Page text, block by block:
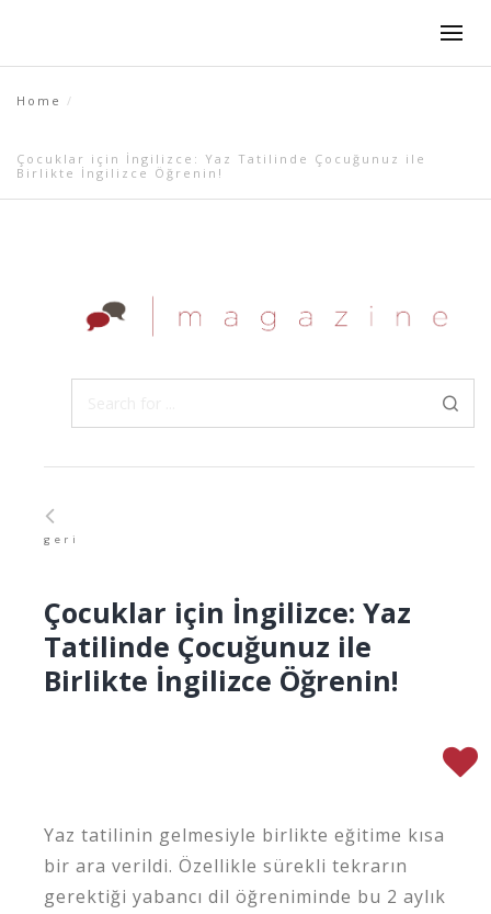
Home
Çocuklar için İngilizce: Yaz Tatilinde Çocuğunuz ile
Birlikte İngilizce Öğrenin!
geri
Çocuklar için İngilizce: Yaz
Tatilinde Çocuğunuz ile
Birlikte İngilizce Öğrenin!
Yaz tatilinin gelmesiyle birlikte eğitime kısa
bir ara verildi. Özellikle sürekli tekrarın
gerektiği yabancı dil öğreniminde bu 2 aylık